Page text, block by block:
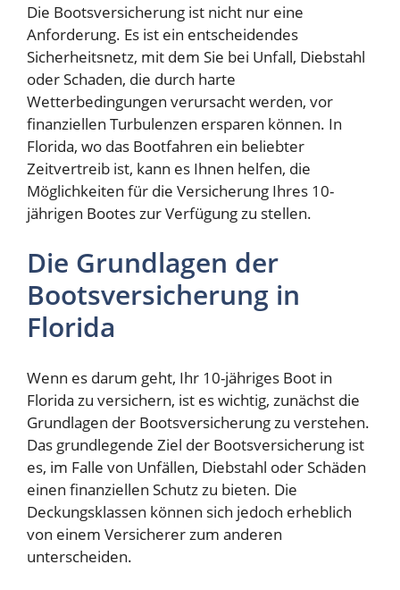
Die Bootsversicherung ist nicht nur eine
Anforderung. Es ist ein entscheidendes
Sicherheitsnetz, mit dem Sie bei Unfall, Diebstahl
oder Schaden, die durch harte
Wetterbedingungen verursacht werden, vor
finanziellen Turbulenzen ersparen können. In
Florida, wo das Bootfahren ein beliebter
Zeitvertreib ist, kann es Ihnen helfen, die
Möglichkeiten für die Versicherung Ihres 10-
jährigen Bootes zur Verfügung zu stellen.
Die Grundlagen der
Bootsversicherung in
Florida
Wenn es darum geht, Ihr 10-jähriges Boot in
Florida zu versichern, ist es wichtig, zunächst die
Grundlagen der Bootsversicherung zu verstehen.
Das grundlegende Ziel der Bootsversicherung ist
es, im Falle von Unfällen, Diebstahl oder Schäden
einen finanziellen Schutz zu bieten. Die
Deckungsklassen können sich jedoch erheblich
von einem Versicherer zum anderen
unterscheiden.